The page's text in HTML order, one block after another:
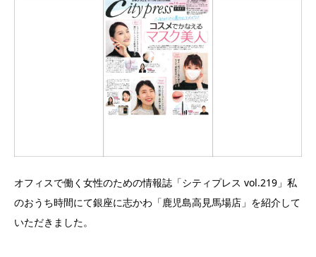
オフィスで働く女性のための情報誌「シティプレス vol.219」私
のおうち時間にて銀座に志かわ「鹿児島高見馬場店」を紹介して
いただきました。